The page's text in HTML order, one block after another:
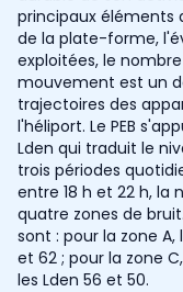
principaux éléments
de la plate-forme,
exploitées, le
mouvement est un
trajectoires des
l'héliport. Le PEB
Lden qui traduit le
trois périodes
entre 18 h et 22 h, la
quatre zones de
sont : pour la zone A,
et 62 ; pour la zone
les Lden 56 et 50.